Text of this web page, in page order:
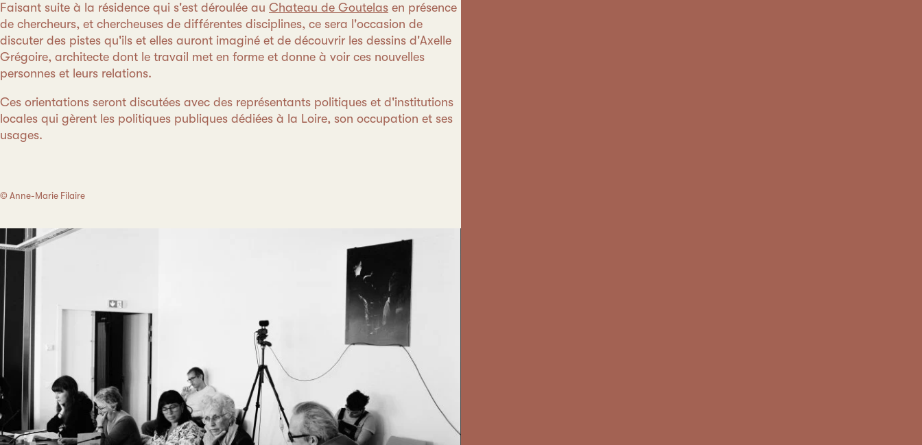
Faisant suite à la résidence qui s'est déroulée au Chateau de Goutelas en présence
de chercheurs, et chercheuses de différentes disciplines, ce sera l'occasion de
discuter des pistes qu'ils et elles auront imaginé et de découvrir les dessins d'Axelle
Grégoire, architecte dont le travail met en forme et donne à voir ces nouvelles
personnes et leurs relations.
Ces orientations seront discutées avec des représentants politiques et d'institutions
locales qui gèrent les politiques publiques dédiées à la Loire, son occupation et ses
usages.
© Anne-Marie Filaire